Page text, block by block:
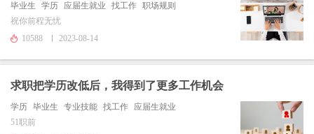
毕业生 学历 应届生就业 找工作 职场规则
祝你前程无忧
10588
2023-08-14
求职把学历改低后，我得到了更多工作机会
学历 毕业生 专业技能 找工作
应届生就业
51职前